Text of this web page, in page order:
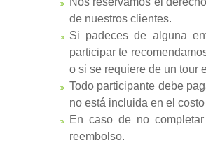
de nuestros clientes.
Si padeces de alguna
participar te
o si se requiere de un tour
Todo participante debe
no está incluida en el costo
En caso de no
reembolso.